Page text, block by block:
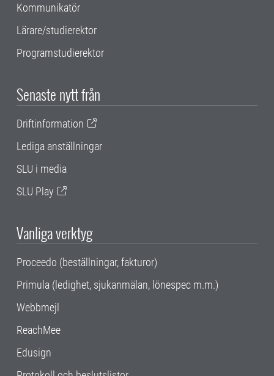
Kommunikatör
Lärare/studierektor
Programstudierektor
Senaste nytt från
Driftinformation
Lediga anställningar
SLU i media
SLU Play
Vanliga verktyg
Proceedo (beställningar, fakturor)
Primula (ledighet, sjukanmälan, lönespec m.m.)
Webbmejl
ReachMee
Edusign